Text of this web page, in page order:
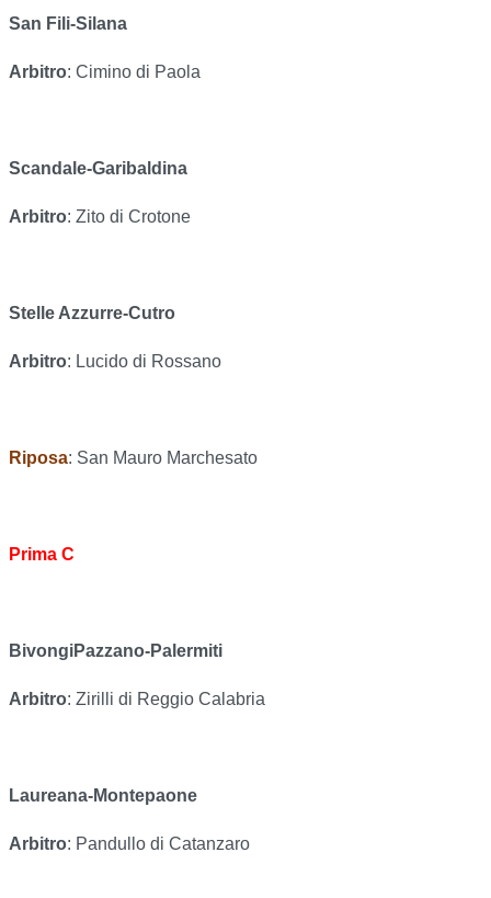
San Fili-Silana
Arbitro: Cimino di Paola
Scandale-Garibaldina
Arbitro: Zito di Crotone
Stelle Azzurre-Cutro
Arbitro: Lucido di Rossano
Riposa: San Mauro Marchesato
Prima C
BivongiPazzano-Palermiti
Arbitro: Zirilli di Reggio Calabria
Laureana-Montepaone
Arbitro: Pandullo di Catanzaro